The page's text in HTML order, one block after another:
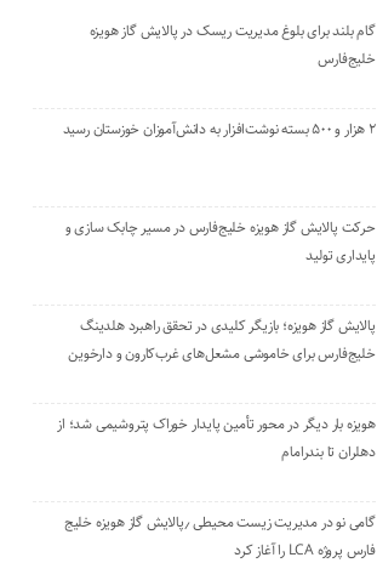
گام بلند برای بلوغ مدیریت ریسک در پالایش گاز هویزه
خلیج‌فارس
۲ هزار و ۵۰۰ بسته نوشت‌افزار به دانش‌آموزان خوزستان رسید
حرکت پالایش گاز هویزه خلیج‌فارس در مسیر چابک سازی و
پایداری تولید
پالایش گاز هویزه؛ بازیگر کلیدی در تحقق راهبرد هلدینگ
خلیج‌فارس برای خاموشی مشعل‌های غرب‌کارون و دارخوین
هویزه بار دیگر در محور تأمین پایدار خوراک پتروشیمی شد؛ از
دهلران تا بندرامام
گامی نو در مدیریت زیست ‌محیطی ٫پالایش گاز هویزه خلیج
‌فارس پروژه LCA را آغاز کرد